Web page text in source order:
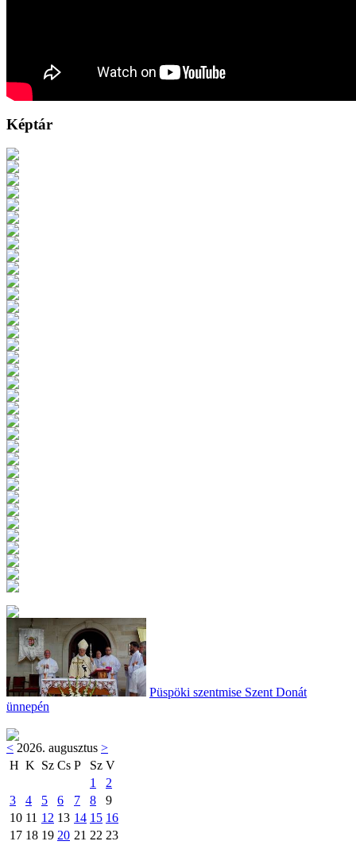
Képtár
Püspöki szentmise Szent Donát
ünnepén
< 2026. augusztus >
H K Sz Cs P Sz V
1
2
3
4 5 6 7 8
9
10 11 12 13 14 15 16
17 18 19 20 21 22 23